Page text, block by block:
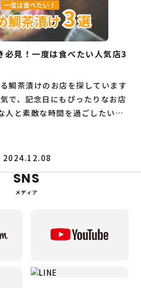
必見！一度は食べたい人気店3
鯛茶漬けのお店を探しています
で、記念日にもぴったりなお店
人と素敵な時間を過ごしたい方
2024.12.08
SNS
メディア